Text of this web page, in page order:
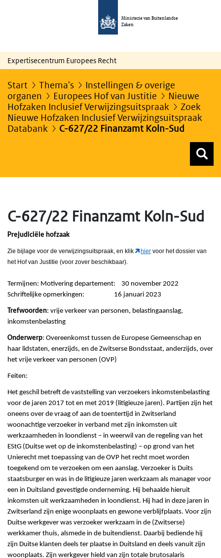
Ministerie van Buitenlandse
Zaken
Expertisecentrum Europees Recht
Start Thema's
Instellingen & overige
organen
Europees Hof van Justitie
Nieuwe
Hofzaken Inclusief Verwijzingsuitspraak
Zoek
Nieuwe Hofzaken Inclusief Verwijzingsuitspraak
Databank
C-627/22 Finanzamt Koln-Sud
C-627/22 Finanzamt Koln-Sud
Prejudiciële hofzaak
Zie bijlage voor de verwijzingsuitspraak, en klik hier voor het dossier van
het Hof van Justitie (voor zover beschikbaar).
Termijnen: Motivering departement: 30 november 2022
Schriftelijke opmerkingen: 16 januari 2023
Trefwoorden: vrije verkeer van personen, belastingaanslag,
inkomstenbelasting
Onderwerp: Overeenkomst tussen de Europese Gemeenschap en
haar lidstaten, enerzĳds, en de Zwitserse Bondsstaat, anderzĳds, over
het vrĳe verkeer van personen (OVP)
Feiten:
Het geschil betreft de vaststelling van verzoekers inkomstenbelasting
voor de jaren 2017 tot en met 2019 (litigieuze jaren). Partijen zijn het
oneens over de vraag of aan de toentertijd in Zwitserland
woonachtige verzoeker in verband met zijn inkomsten uit
werkzaamheden in loondienst – in weerwil van de regeling van het
EStG (Duitse wet op de inkomstenbelasting) – op grond van het
Unierecht met toepassing van de OVP het recht moet worden
toegekend om te verzoeken om een aanslag. Verzoeker is Duits
staatsburger en was in de litigieuze jaren werkzaam als manager voor
een in Duitsland gevestigde onderneming. Hij behaalde hieruit
inkomsten uit werkzaamheden in loondienst. Hij had in deze jaren in
Zwitserland zijn enige woonplaats en gewone verblijfplaats. Voor zijn
Duitse werkgever was verzoeker werkzaam in de (Zwitserse)
werkkamer thuis, alsmede in de buitendienst. Daarbij bediende hij
zijn Duitse klanten deels ter plaatse in Duitsland en deels vanuit zijn
woonplaats. Zijn werkgever hield van zijn totale brutosalaris